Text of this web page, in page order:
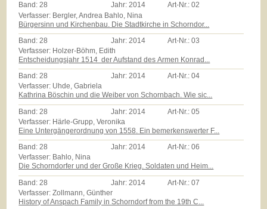
Band:28 Jahr:2014 Art-Nr.:02
Verfasser: Bergler, Andrea Bahlo, Nina
Bürgersinn und Kirchenbau. Die Stadtkirche in Schorndor...
Band:28 Jahr:2014 Art-Nr.:03
Verfasser: Holzer-Böhm, Edith
Entscheidungsjahr 1514  der Aufstand des Armen Konrad...
Band:28 Jahr:2014 Art-Nr.:04
Verfasser: Uhde, Gabriela
Kathrina Böschin und die Weiber von Schornbach. Wie sic...
Band: 28 Jahr: 2014 Art-Nr.:05
Verfasser: Härle-Grupp, Veronika
Eine Untergängerordnung von 1558. Ein bemerkenswerter F...
Band:28 Jahr:2014 Art-Nr.:06
Verfasser: Bahlo, Nina
Die Schorndorfer und der Große Krieg. Soldaten und Heim...
Band: 28 Jahr: 2014 Art-Nr.:07
Verfasser: Zollmann, Günther
History of Anspach Family in Schorndorf from the 19th C...